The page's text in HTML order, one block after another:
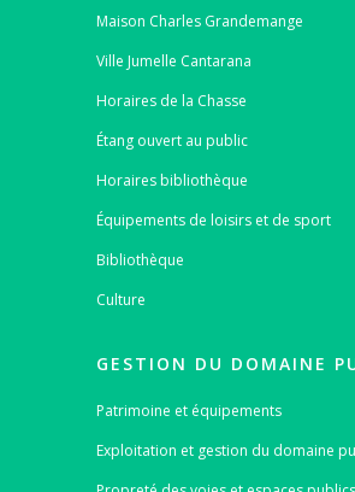
Maison Charles Grandemange
Ville Jumelle Cantarana
Horaires de la Chasse
Étang ouvert au public
Horaires bibliothèque
Équipements de loisirs et de sport
Bibliothèque
Culture
GESTION DU DOMAINE
Patrimoine et équipements
Exploitation et gestion du domaine